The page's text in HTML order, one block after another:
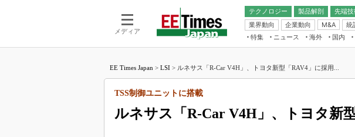
メディア
テクノロジー 製品解剖
先端
電池／エネルギー
アナログ
マイコン
業界動向
企業動向 M&A 統
フィジ
読者調
特集 ニュース 海外 国内
福田昭のデバイス通信
大山聡の業界スコープ
電子ブックレット
EE Times Japan > LSI > ルネサス「R-Car V4H」、トヨタ新型「RAV4」に採用...
ルネサス「R-Car V4H」、トヨタ新
TSS制御ユニットに搭載